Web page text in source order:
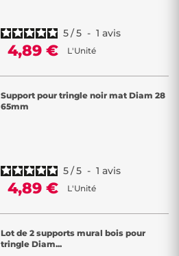
5/5 - 1 avis
4,89 € L'Unité
Support pour tringle noir mat Diam 28
65mm
5/5 - 1 avis
4,89 € L'Unité
Lot de 2 supports mural bois pour
tringle Diam...